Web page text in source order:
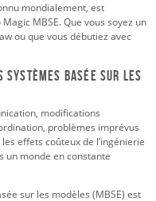
mondialement, est
MBSE. Que vous soyez un
ou que vous débutiez avec
systèmes basée sur les
modifications
problèmes imprévus
effets coûteux de l’ingénierie
un monde en constante
sur les modèles (MBSE) est